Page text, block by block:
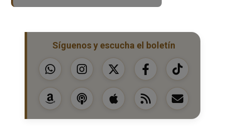
Síguenos y escucha el boletín